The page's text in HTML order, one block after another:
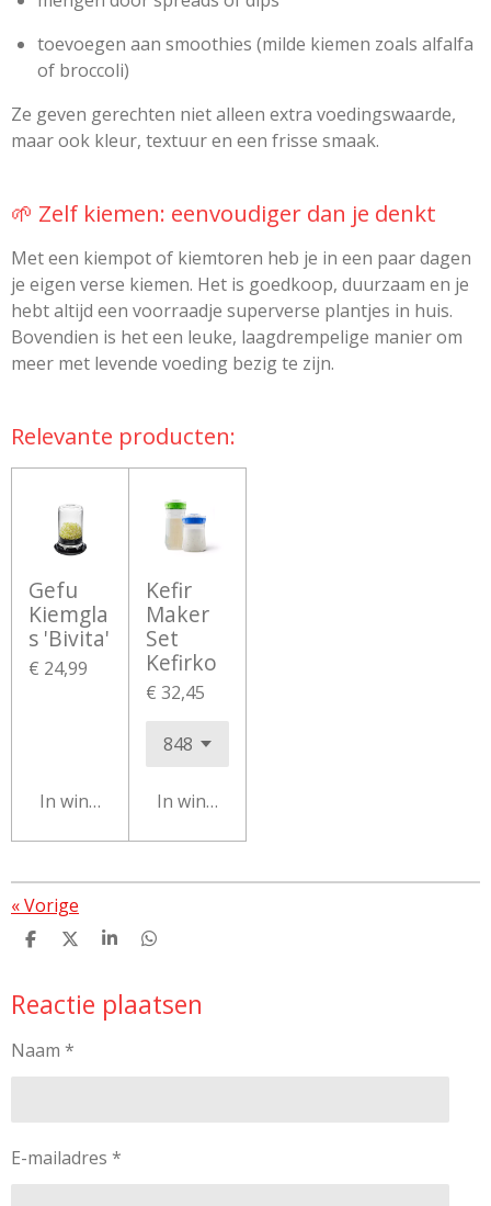
toevoegen aan smoothies (milde kiemen zoals alfalfa
of broccoli)
Ze geven gerechten niet alleen extra voedingswaarde,
maar ook kleur, textuur en een frisse smaak.
🌱 Zelf kiemen: eenvoudiger dan je denkt
Met een kiempot of kiemtoren heb je in een paar dagen
je eigen verse kiemen. Het is goedkoop, duurzaam en je
hebt altijd een voorraadje superverse plantjes in huis.
Bovendien is het een leuke, laagdrempelige manier om
meer met levende voeding bezig te zijn.
Relevante producten:
Gefu
Kiemgla
s 'Bivita'
€ 24,99
In winkelwagen
Kefir
Maker
Set
Kefirko
€ 32,45
In winkelwagen
«Vorige
D
e
n
D
l
S
r
e
D
e
n
Reactie plaatsen
Naam *
E-mailadres *